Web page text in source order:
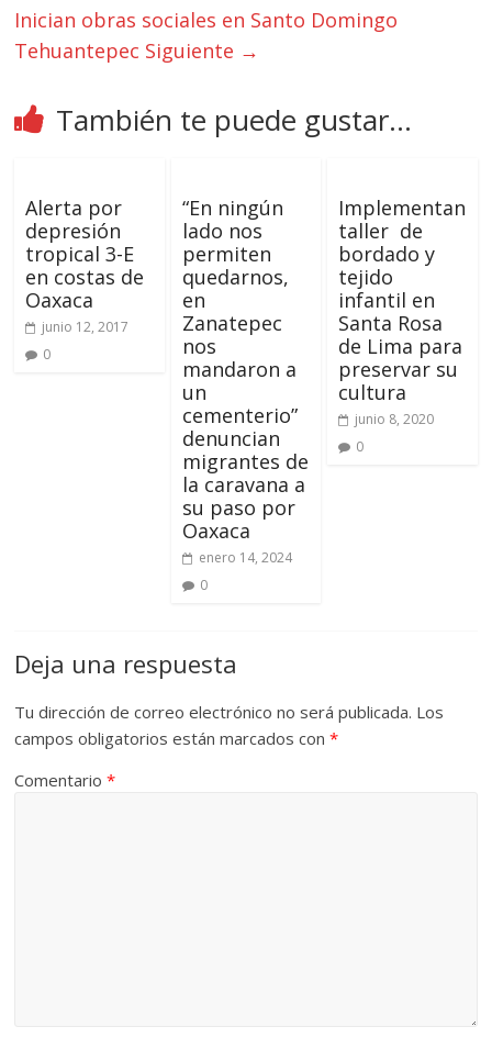
Inician obras sociales en Santo Domingo
Tehuantepec Siguiente →
También te puede gustar...
Alerta por
depresión
tropical 3-E
en costas de
Oaxaca
junio 12, 2017
0
“En ningún
lado nos
permiten
quedarnos,
en
Zanatepec
nos
mandaron a
un
cementerio”
denuncian
migrantes de
la caravana a
su paso por
Oaxaca
enero 14, 2024
0
Implementan
taller de
bordado y
tejido
infantil en
Santa Rosa
de Lima para
preservar su
cultura
junio 8, 2020
0
Deja una respuesta
Tu dirección de correo electrónico no será publicada. Los
campos obligatorios están marcados con*
Comentario*